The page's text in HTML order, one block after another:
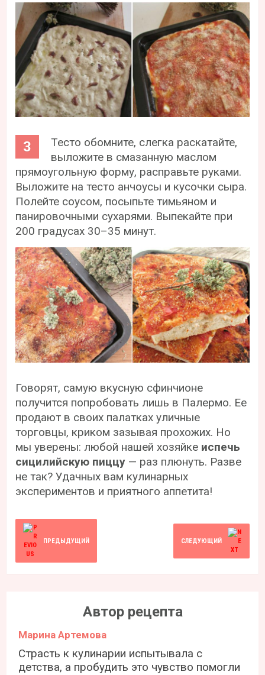
Тесто обомните, слегка раскатайте,
выложите в смазанную маслом
прямоугольную форму, расправьте руками.
Выложите на тесто анчоусы и кусочки сыра.
Полейте соусом, посыпьте тимьяном и
панировочными сухарями. Выпекайте при
200 градусах 30–35 минут.
Говорят, самую вкусную сфинчионе
получится попробовать лишь в Палермо. Ее
продают в своих палатках уличные
торговцы, криком зазывая прохожих. Но
мы уверены: любой нашей хозяйке испечь
сицилийскую пиццу — раз плюнуть. Разве
не так? Удачных вам кулинарных
экспериментов и приятного аппетита!
ПРЕДЫДУЩИЙ СЛЕДУЮЩИЙ
Автор рецепта
Марина Артемова
Страсть к кулинарии испытывала с
детства, а пробудить это чувство помогли